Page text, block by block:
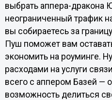
выбрать аппера-дракона
неограниченный трафик
вы собираетесь за
Пуш поможет вам
экономить на роуминге.
расходами на услуги
всего с аппером Базей —
возможность делиться